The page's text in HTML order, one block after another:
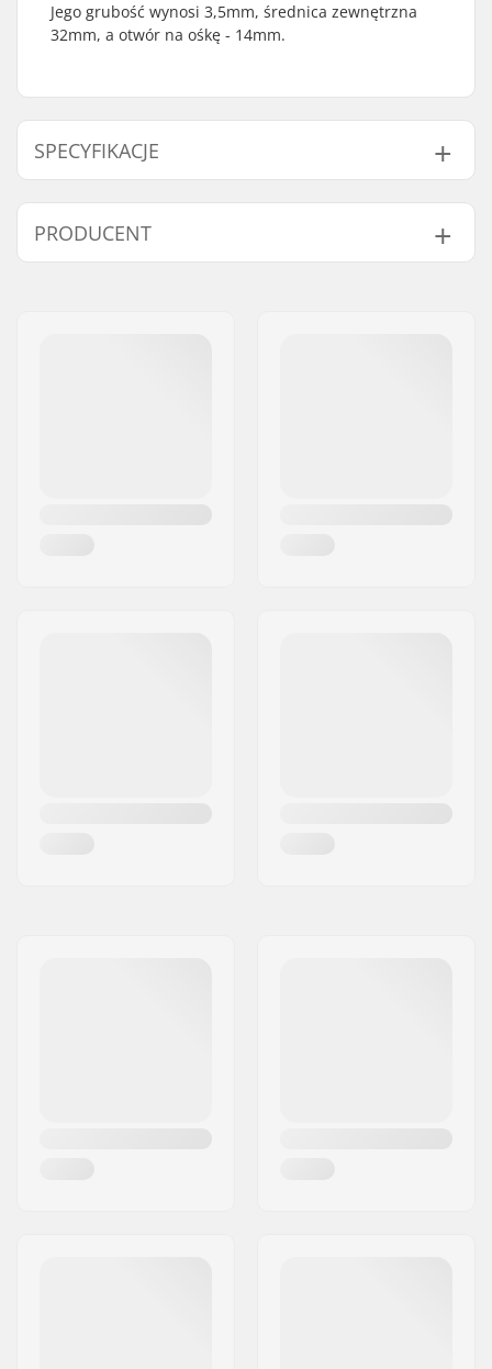
Jego grubość wynosi 3,5mm, średnica zewnętrzna
32mm, a otwór na ośkę - 14mm.
SPECYFIKACJE
Waga: 17g
PRODUCENT